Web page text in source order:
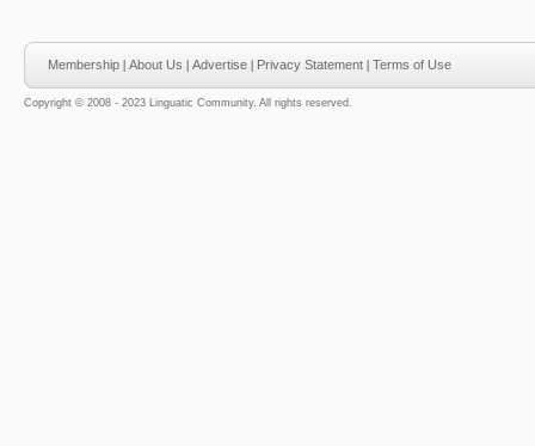
Membership | About Us | Advertise | Privacy Statement | Terms of Use
Copyright © 2008 - 2023 Linguatic Community. All rights reserved.